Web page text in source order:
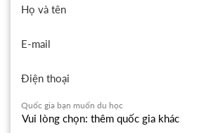
Họ và tên
E-mail
Điện thoại
Quốc gia bạn muốn du học